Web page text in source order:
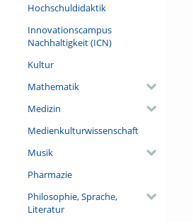
Hochschuldidaktik
Innovationscampus
Nachhaltigkeit (ICN)
Kultur
Mathematik
Medizin
Medienkulturwissenschaft
Musik
Pharmazie
Philosophie, Sprache,
Literatur